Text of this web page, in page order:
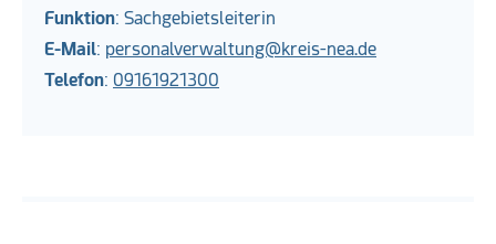
Funktion: Sachgebietsleiterin
E-Mail: personalverwaltung@kreis-nea.de
Telefon: 09161921300